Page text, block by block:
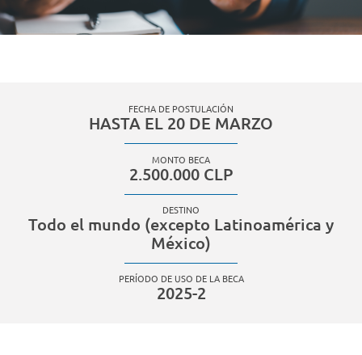
FECHA DE POSTULACIÓN
HASTA EL 20 DE MARZO
MONTO BECA
2.500.000 CLP
DESTINO
Todo el mundo (excepto Latinoamérica y
México)
PERÍODO DE USO DE LA BECA
2025-2